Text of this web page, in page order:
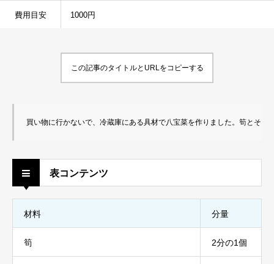
費用目安 1000円
この記事のタイトルとURLをコピーする
買い物に行かないで、冷蔵庫にある具材で八宝菜を作りました。筍とそら
表コンテンツ
材料 分量
筍 2分の1個